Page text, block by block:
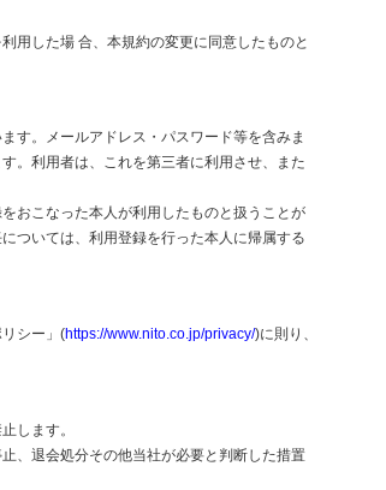
用した場 合、本規約の変更に同意したものと
す。メールアドレス・パスワード等を含みま
。利用者は、これを第三者に利用させ、また
おこなった本人が利用したものと扱うことが
ついては、利用登録を行った本人に帰属する
シー」(https://www.nito.co.jp/privacy/)に則り、
します。
、退会処分その他当社が必要と判断した措置